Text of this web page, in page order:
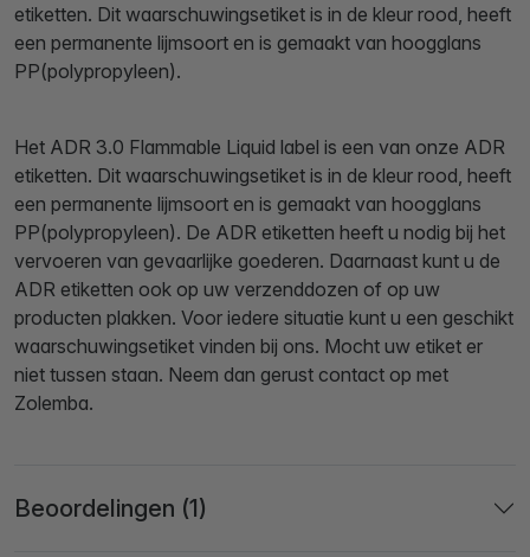
etiketten. Dit waarschuwingsetiket is in de kleur rood, heeft
een permanente lijmsoort en is gemaakt van hoogglans
PP(polypropyleen).
Het ADR 3.0 Flammable Liquid label is een van onze ADR
etiketten. Dit waarschuwingsetiket is in de kleur rood, heeft
een permanente lijmsoort en is gemaakt van hoogglans
PP(polypropyleen). De ADR etiketten heeft u nodig bij het
vervoeren van gevaarlijke goederen. Daarnaast kunt u de
ADR etiketten ook op uw verzenddozen of op uw
producten plakken. Voor iedere situatie kunt u een geschikt
waarschuwingsetiket vinden bij ons. Mocht uw etiket er
niet tussen staan. Neem dan gerust contact op met
Zolemba.
Beoordelingen (1)